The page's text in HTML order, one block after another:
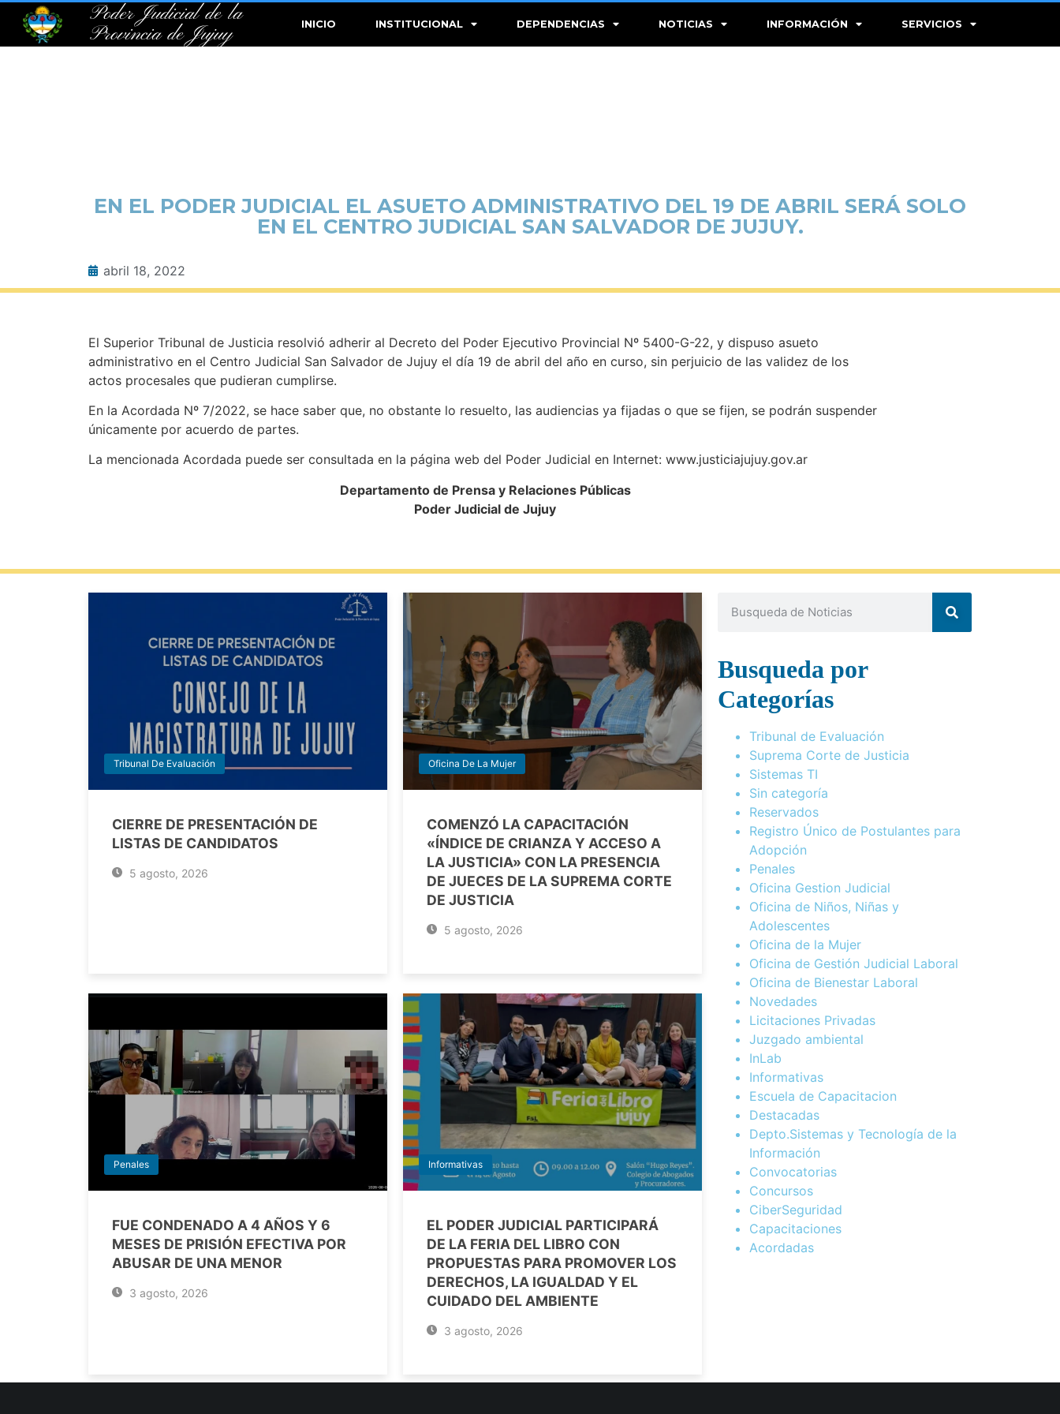
Poder Judicial de la
Provincia de Jujuy
INICIO INSTITUCIONAL DEPENDENCIAS NOTICIAS INFORMACIÓN SERVICIOS
EN EL PODER JUDICIAL EL ASUETO ADMINISTRATIVO DEL 19 DE ABRIL SERÁ SOLO
EN EL CENTRO JUDICIAL SAN SALVADOR DE JUJUY.
abril 18, 2022
El Superior Tribunal de Justicia resolvió adherir al Decreto del Poder Ejecutivo Provincial Nº 5400-G-22, y dispuso asueto
administrativo en el Centro Judicial San Salvador de Jujuy el día 19 de abril del año en curso, sin perjuicio de las validez de los
actos procesales que pudieran cumplirse.
En la Acordada Nº 7/2022, se hace saber que, no obstante lo resuelto, las audiencias ya fijadas o que se fijen, se podrán suspender
únicamente por acuerdo de partes.
La mencionada Acordada puede ser consultada en la página web del Poder Judicial en Internet: www.justiciajujuy.gov.ar
Departamento de Prensa y Relaciones Públicas
Poder Judicial de Jujuy
Tribunal De Evaluación
CIERRE DE PRESENTACIÓN DE
LISTAS DE CANDIDATOS
5 agosto, 2026
Oficina De La Mujer
COMENZÓ LA CAPACITACIÓN
«ÍNDICE DE CRIANZA Y ACCESO A
LA JUSTICIA» CON LA PRESENCIA
DE JUECES DE LA SUPREMA CORTE
DE JUSTICIA
5 agosto, 2026
Penales
FUE CONDENADO A 4 AÑOS Y 6
MESES DE PRISIÓN EFECTIVA POR
ABUSAR DE UNA MENOR
3 agosto, 2026
Informativas
EL PODER JUDICIAL PARTICIPARÁ
DE LA FERIA DEL LIBRO CON
PROPUESTAS PARA PROMOVER LOS
DERECHOS, LA IGUALDAD Y EL
CUIDADO DEL AMBIENTE
3 agosto, 2026
Busqueda por
Categorías
Tribunal de Evaluación
Suprema Corte de Justicia
Sistemas TI
Sin categoría
Reservados
Registro Único de Postulantes para
Adopción
Penales
Oficina Gestion Judicial
Oficina de Niños, Niñas y
Adolescentes
Oficina de la Mujer
Oficina de Gestión Judicial Laboral
Oficina de Bienestar Laboral
Novedades
Licitaciones Privadas
Juzgado ambiental
InLab
Informativas
Escuela de Capacitacion
Destacadas
Depto.Sistemas y Tecnología de la
Información
Convocatorias
Concursos
CiberSeguridad
Capacitaciones
Acordadas